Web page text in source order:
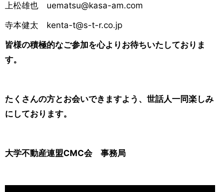
上松雄也 uematsu@kasa-am.com
寺本健太 kenta-t@s-t-r.co.jp
皆様の積極的なご参加を心よりお待ちいたしておりま
す。
たくさんの方とお会いできますよう、世話人一同楽しみ
にしております。
大学不動産連盟CMC会 事務局